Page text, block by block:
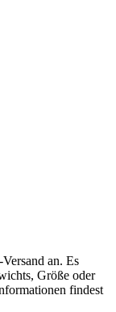
an. Es
Größe oder
findest